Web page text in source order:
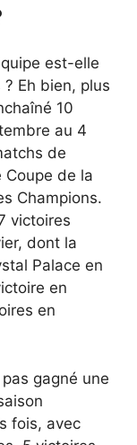
est-elle
Eh bien, plus
10
au 4
de
Coupe de la
Champions.
victoires
dont la
Palace en
en
en
gagné une
fois, avec